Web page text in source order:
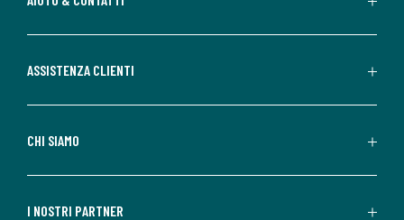
ASSISTENZA CLIENTI
CHI SIAMO
I NOSTRI PARTNER